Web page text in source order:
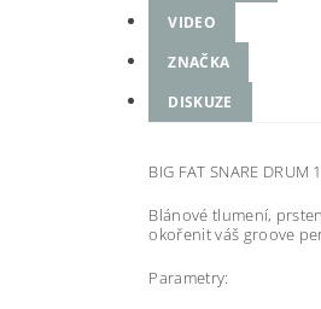
VIDEO
ZNAČKA
DISKUZE
BIG FAT SNARE DRUM
Blánové tlumení,
okořenit váš groove
Parametry: